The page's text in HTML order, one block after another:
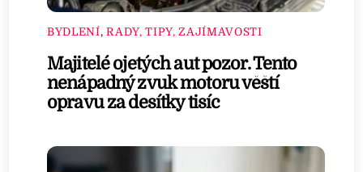
BYDLENÍ,RADY, TIPY, ZAJÍMAVOSTI
Majitelé ojetých aut pozor. Tento
nenápadný zvuk motoru věští
opravu za desítky tisíc